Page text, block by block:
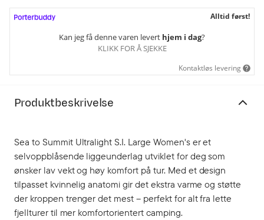
Alltid først!
Kan jeg få denne varen levert hjem i dag?
KLIKK FOR Å SJEKKE
Kontaktløs levering
Produktbeskrivelse
Sea to Summit Ultralight S.I. Large Women's er et
selvoppblåsende liggeunderlag utviklet for deg som
ønsker lav vekt og høy komfort på tur. Med et design
tilpasset kvinnelig anatomi gir det ekstra varme og støtte
der kroppen trenger det mest – perfekt for alt fra lette
fjellturer til mer komfortorientert camping.